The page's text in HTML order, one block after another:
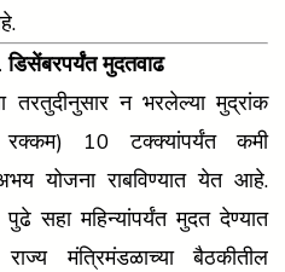
मुदतवाढ
तरतुदीनुसार न भरलेल्या मुद्रांक
रक्कम) 10 टक्क्यांपर्यंत कमी
योजना राबविण्यात येत आहे.
सहा महिन्यांपर्यंत मुदत देण्यात
मंत्रिमंडळाच्या बैठकीतील